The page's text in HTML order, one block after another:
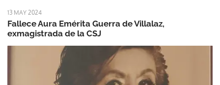
13 MAY 2024
Fallece Aura Emérita Guerra de Villalaz,
exmagistrada de la CSJ